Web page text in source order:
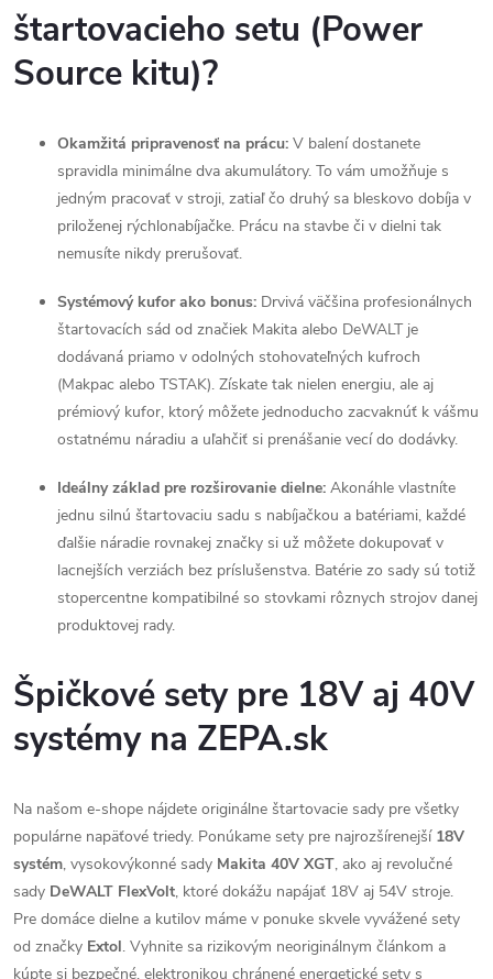
k
y
štartovacieho setu (Power
Source kitu)?
Okamžitá pripravenosť na prácu: V balení dostanete
spravidla minimálne dva akumulátory. To vám umožňuje s
jedným pracovať v stroji, zatiaľ čo druhý sa bleskovo dobíja v
priloženej rýchlonabíjačke. Prácu na stavbe či v dielni tak
nemusíte nikdy prerušovať.
Systémový kufor ako bonus: Drvivá väčšina profesionálnych
štartovacích sád od značiek Makita alebo DeWALT je
dodávaná priamo v odolných stohovateľných kufroch
(Makpac alebo TSTAK). Získate tak nielen energiu, ale aj
prémiový kufor, ktorý môžete jednoducho zacvaknúť k vášmu
ostatnému náradiu a uľahčiť si prenášanie vecí do dodávky.
Ideálny základ pre rozširovanie dielne: Akonáhle vlastníte
jednu silnú štartovaciu sadu s nabíjačkou a batériami, každé
ďalšie náradie rovnakej značky si už môžete dokupovať v
lacnejších verziách bez príslušenstva. Batérie zo sady sú totiž
stopercentne kompatibilné so stovkami rôznych strojov danej
produktovej rady.
Špičkové sety pre 18V aj 40V
systémy na ZEPA.sk
Na našom e-shope nájdete originálne štartovacie sady pre všetky
populárne napäťové triedy. Ponúkame sety pre najrozšírenejší 18V
systém, vysokovýkonné sady Makita 40V XGT, ako aj revolučné
sady DeWALT FlexVolt, ktoré dokážu napájať 18V aj 54V stroje.
Pre domáce dielne a kutilov máme v ponuke skvele vyvážené sety
od značky Extol. Vyhnite sa rizikovým neoriginálnym článkom a
kúpte si bezpečné, elektronikou chránené energetické sety s